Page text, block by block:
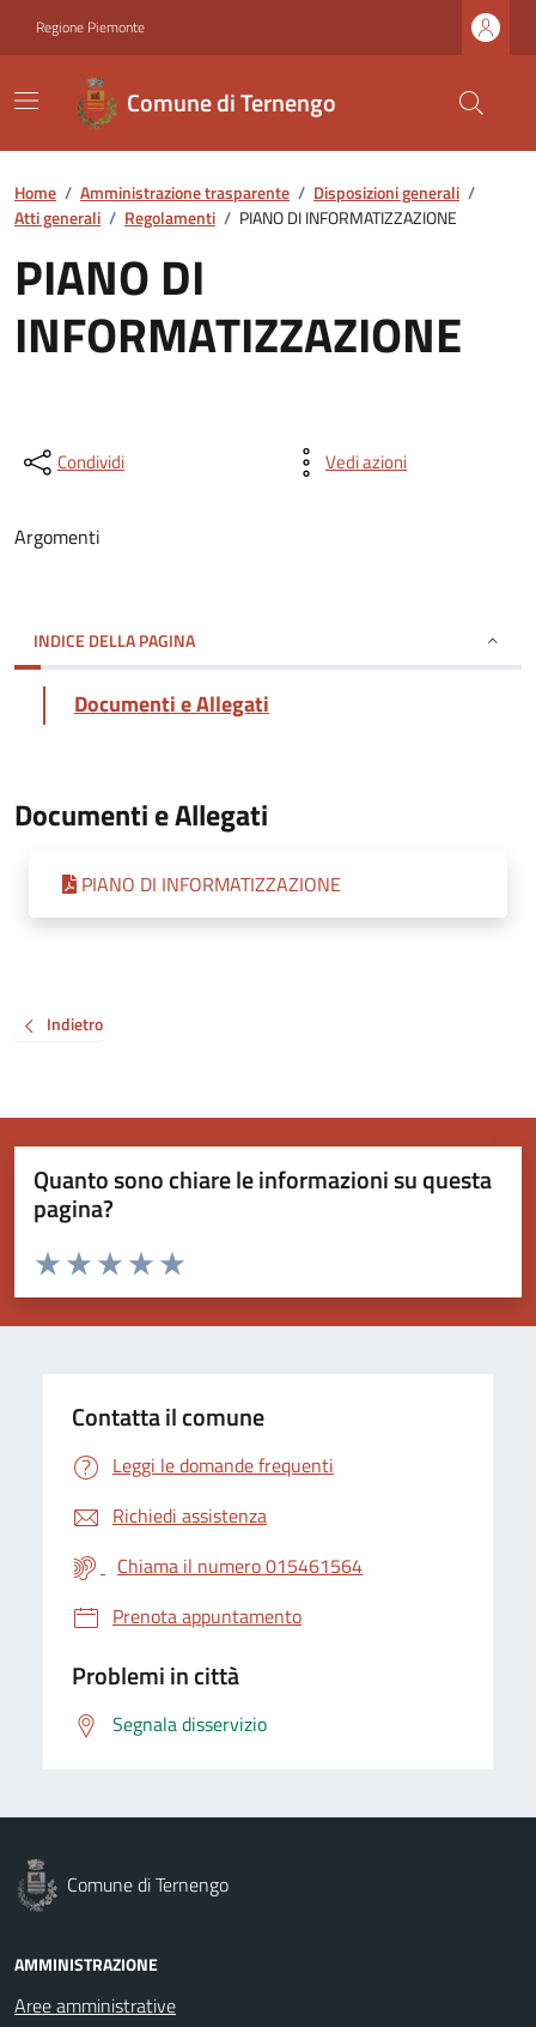
Regione Piemonte
Comune di Ternengo
Home / Amministrazione trasparente / Disposizioni generali /
Atti generali / Regolamenti / PIANO DI INFORMATIZZAZIONE
PIANO DI
INFORMATIZZAZIONE
Condividi Vedi azioni
Argomenti
INDICE DELLA PAGINA
Documenti e Allegati
Documenti e Allegati
PIANO DI INFORMATIZZAZIONE
Indietro
Quanto sono chiare le informazioni su questa
pagina?
Valuta da 1 a 5 stelle la pagina
Valuta 5 stelle su 5
Valuta 4 stelle su 5
Valuta 3 stelle su 5
Valuta 2 stelle su 5
Valuta 1 stelle su 5
Contatta il comune
Leggi le domande frequenti
Richiedi assistenza
Chiama il numero 015461564
Prenota appuntamento
Problemi in città
Segnala disservizio
Comune di Ternengo
AMMINISTRAZIONE
Aree amministrative